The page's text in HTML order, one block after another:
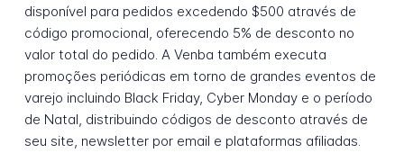
disponível para pedidos excedendo $500 através de
código promocional, oferecendo 5% de desconto no
valor total do pedido. A Venba também executa
promoções periódicas em torno de grandes eventos de
varejo incluindo Black Friday, Cyber Monday e o período
de Natal, distribuindo códigos de desconto através de
seu site, newsletter por email e plataformas afiliadas.